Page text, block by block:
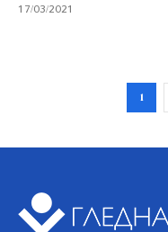
17/03/2021
1